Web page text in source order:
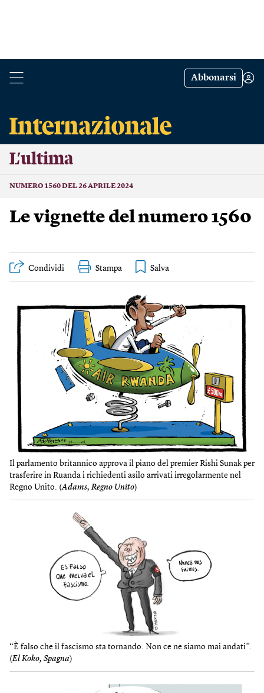
Abbonarsi
L’ultima
NUMERO 1560 DEL 26 APRILE 2024
Le vignette del numero 1560
Condividi Stampa
Il parlamento britannico approva il piano del premier Rishi Sunak per
trasferire in Ruanda i richiedenti asilo arrivati irregolarmente nel
Regno Unito. (Adams, Regno Unito)
“È falso che il fascismo sta tornando. Non ce ne siamo mai andati”.
(El Koko, Spagna)